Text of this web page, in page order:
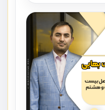
خصوص ارائه شده است.